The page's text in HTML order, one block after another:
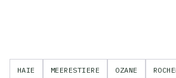
HAIE MEERESTIERE OZANE